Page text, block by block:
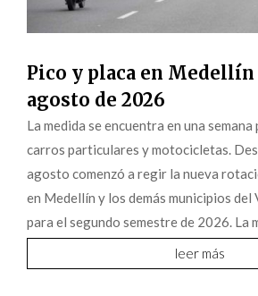
Pico y placa en Medellín
agosto de 2026
La medida se encuentra en una
carros particulares y motocicletas.
agosto comenzó a regir la nueva
en Medellín y los demás municipios del
para el segundo semestre de 2026. La
leer más